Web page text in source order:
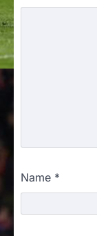
Name *